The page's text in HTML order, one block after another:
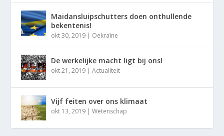
Maidansluipschutters doen onthullende
bekentenis!
okt 30, 2019 | Oekraïne
De werkelijke macht ligt bij ons!
okt 21, 2019 |Actualiteit
Vijf feiten over ons klimaat
okt 13, 2019 |Wetenschap